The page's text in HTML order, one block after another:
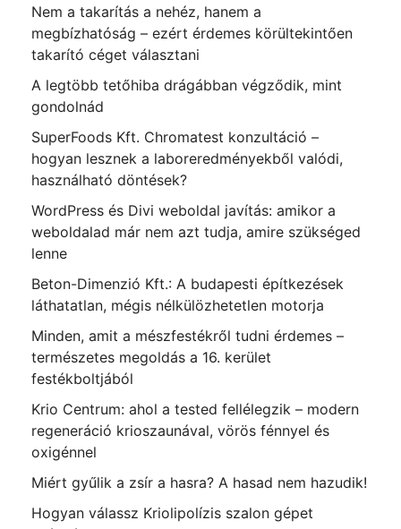
Nem a takarítás a nehéz, hanem a
megbízhatóság – ezért érdemes körültekintően
takarító céget választani
A legtöbb tetőhiba drágábban végződik, mint
gondolnád
SuperFoods Kft. Chromatest konzultáció –
hogyan lesznek a laboreredményekből valódi,
használható döntések?
WordPress és Divi weboldal javítás: amikor a
weboldalad már nem azt tudja, amire szükséged
lenne
Beton-Dimenzió Kft.: A budapesti építkezések
láthatatlan, mégis nélkülözhetetlen motorja
Minden, amit a mészfestékről tudni érdemes –
természetes megoldás a 16. kerület
festékboltjából
Krio Centrum: ahol a tested fellélegzik – modern
regeneráció krioszaunával, vörös fénnyel és
oxigénnel
Miért gyűlik a zsír a hasra? A hasad nem hazudik!
Hogyan válassz Kriolipolízis szalon gépet